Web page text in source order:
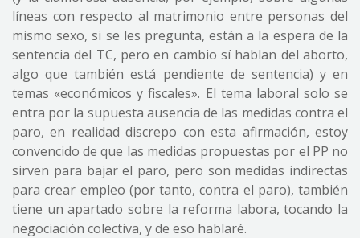
líneas con respecto al matrimonio entre personas del
mismo sexo, si se les pregunta, están a la espera de la
sentencia del TC, pero en cambio sí hablan del aborto,
algo que también está pendiente de sentencia) y en
temas «económicos y fiscales». El tema laboral solo se
entra por la supuesta ausencia de las medidas contra el
paro, en realidad discrepo con esta afirmación, estoy
convencido de que las medidas propuestas por el PP no
sirven para bajar el paro, pero son medidas indirectas
para crear empleo (por tanto, contra el paro), también
tiene un apartado sobre la reforma labora, tocando la
negociación colectiva, y de eso hablaré.